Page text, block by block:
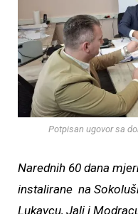
Potpisan ugovor sa
Narednih 60 dana
instalirane na
Lukavcu, Jali i